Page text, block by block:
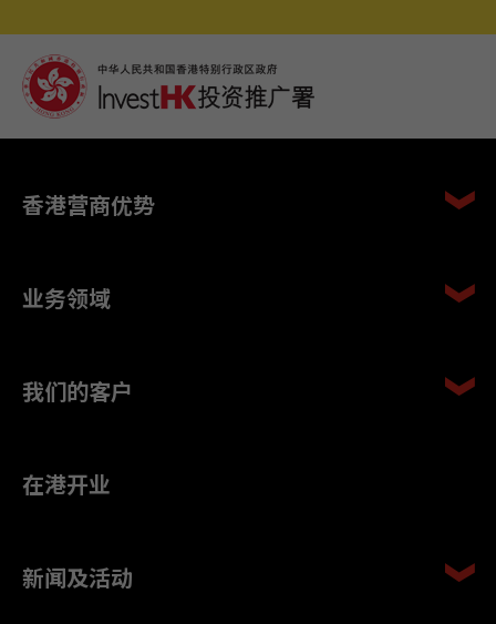
香港营商优势
业务领域
我们的客户
在港开业
新闻及活动